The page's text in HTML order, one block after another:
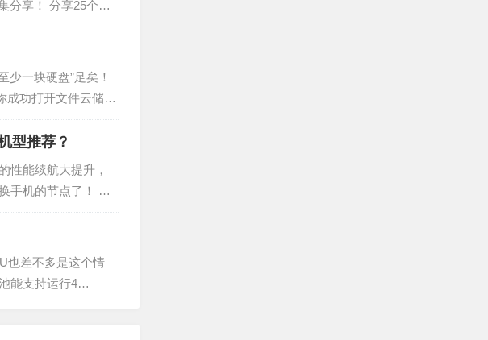
分享！ 分享25个关
一块硬盘”足矣！
成功打开文件云储存
型推荐？
性能续航大提升，
手机的节点了！ 这
也差不多是这个情
能支持运行4…